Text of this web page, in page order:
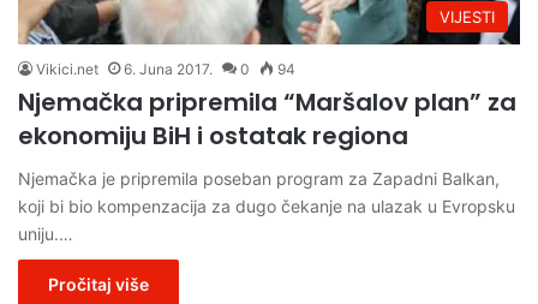
VIJESTI
Vikici.net 6. Juna 2017. 0 94
Njemačka pripremila “Maršalov plan” za
ekonomiju BiH i ostatak regiona
Njemačka je pripremila poseban program za Zapadni Balkan,
koji bi bio kompenzacija za dugo čekanje na ulazak u Evropsku
uniju.…
Pročitaj više